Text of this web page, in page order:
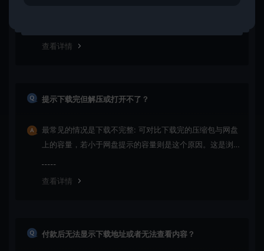
查看详情
提示下载完但解压或打开不了？
最常见的情况是下载不完整: 可对比下载完的压缩包与网盘
上的容量，若小于网盘提示的容量则是这个原因。这是浏
查看详情
付款后无法显示下载地址或者无法查看内容？